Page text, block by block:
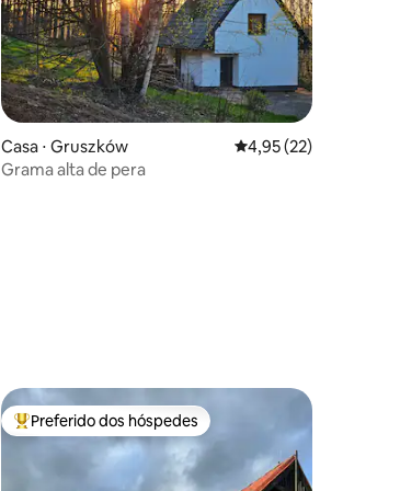
média de 5, 45 avaliações
Casa ⋅ Gruszków 4,95 de uma
4,95 (22)
Grama alta de pera
Entre os melhores preferidos dos hóspedes
Preferido dos hóspedes